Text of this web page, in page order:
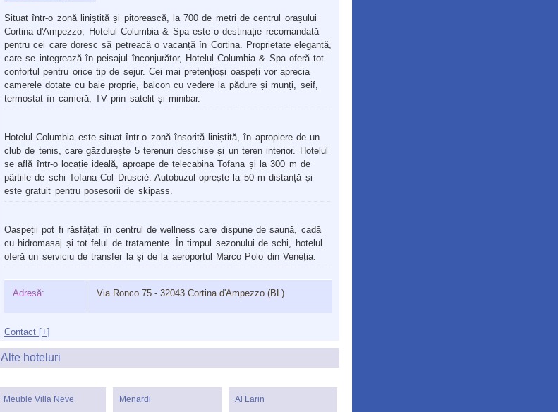
Situat într-o zonă liniștită și pitorească, la 700 de metri de centrul orașului
Cortina d'Ampezzo, Hotelul Columbia & Spa este o destinație recomandată
pentru cei care doresc să petreacă o vacanță în Cortina. Proprietate elegantă,
care se integrează în peisajul înconjurător, Hotelul Columbia & Spa oferă tot
confortul pentru orice tip de sejur. Cei mai pretențioși oaspeți vor aprecia
camerele dotate cu baie proprie, balcon cu vedere la pădure și munți, seif,
termostat în cameră, TV prin satelit și minibar.
Hotelul Columbia este situat într-o zonă însorită liniștită, în apropiere de un
club de tenis, care găzduiește 5 terenuri deschise și un teren interior. Hotelul
se află într-o locație ideală, aproape de telecabina Tofana și la 300 m de
pârtiile de schi Tofana Col Druscié. Autobuzul oprește la 50 m distanță și
este gratuit pentru posesorii de skipass.
Oaspeții pot fi răsfățați în centrul de wellness care dispune de saună, cadă
cu hidromasaj și tot felul de tratamente. În timpul sezonului de schi, hotelul
oferă un serviciu de transfer la și de la aeroportul Marco Polo din Veneția.
Adresă: Via Ronco 75 - 32043 Cortina d'Ampezzo (BL)
Contact [+]
Alte hoteluri
Meuble Villa Neve Menardi Al Larin